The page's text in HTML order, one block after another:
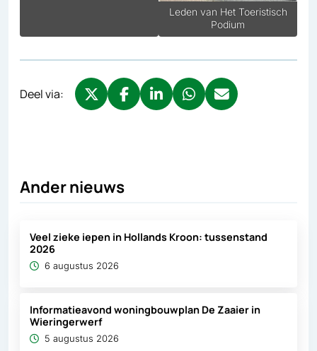
Leden van Het Toeristisch
Podium
Deel via:
Ander nieuws
Veel zieke iepen in Hollands Kroon: tussenstand
2026
6 augustus 2026
Informatieavond woningbouwplan De Zaaier in
Wieringerwerf
5 augustus 2026